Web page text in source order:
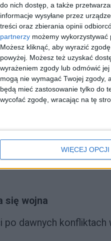
do nich dostęp, a także
informacje wysyłane przez
treści oraz zbierania opinii
partnerzy możemy
Możesz kliknąć, aby wyrazić
powyżej. Możesz też uzyskać
wyrażeniem zgody lub odmówić jej
mogą nie wymagać Twojej zgody,
będą mieć zastosowanie tylko do
wycofać zgodę, wracając na tę
WIĘCEJ OPCJI
akcje komandosów
jest w narracji o
śmierć
Polska szokująco
się wojna
po dawnych